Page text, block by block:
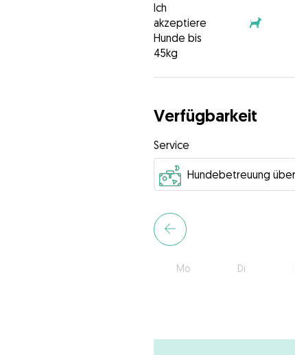
Ich
akzeptiere
Hunde bis
45kg
Verfügbarkeit
Service
Mo Di